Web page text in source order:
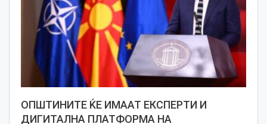
ОПШТИНИТЕ ЌЕ ИМААТ ЕКСПЕРТИ И
ДИГИТАЛНА ПЛАТФОРМА НА